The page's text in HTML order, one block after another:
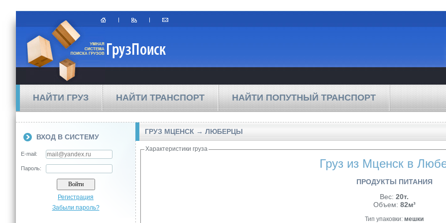
НАЙТИ ГРУЗ НАЙТИ ТРАНСПОРТ НАЙТИ ПОПУТНЫЙ ТРАНСПОРТ
ВХОД В СИСТЕМУ
E-mail:
Пароль:
Регистрация
Забыли пароль?
ГРУЗ МЦЕНСК → ЛЮБЕРЦЫ
Характеристики груза
Груз из Мценск в
ПРОДУКТЫ ПИТАНИЯ
Вес: 20т.
Объем: 82м³
Тип упаковки: мешки